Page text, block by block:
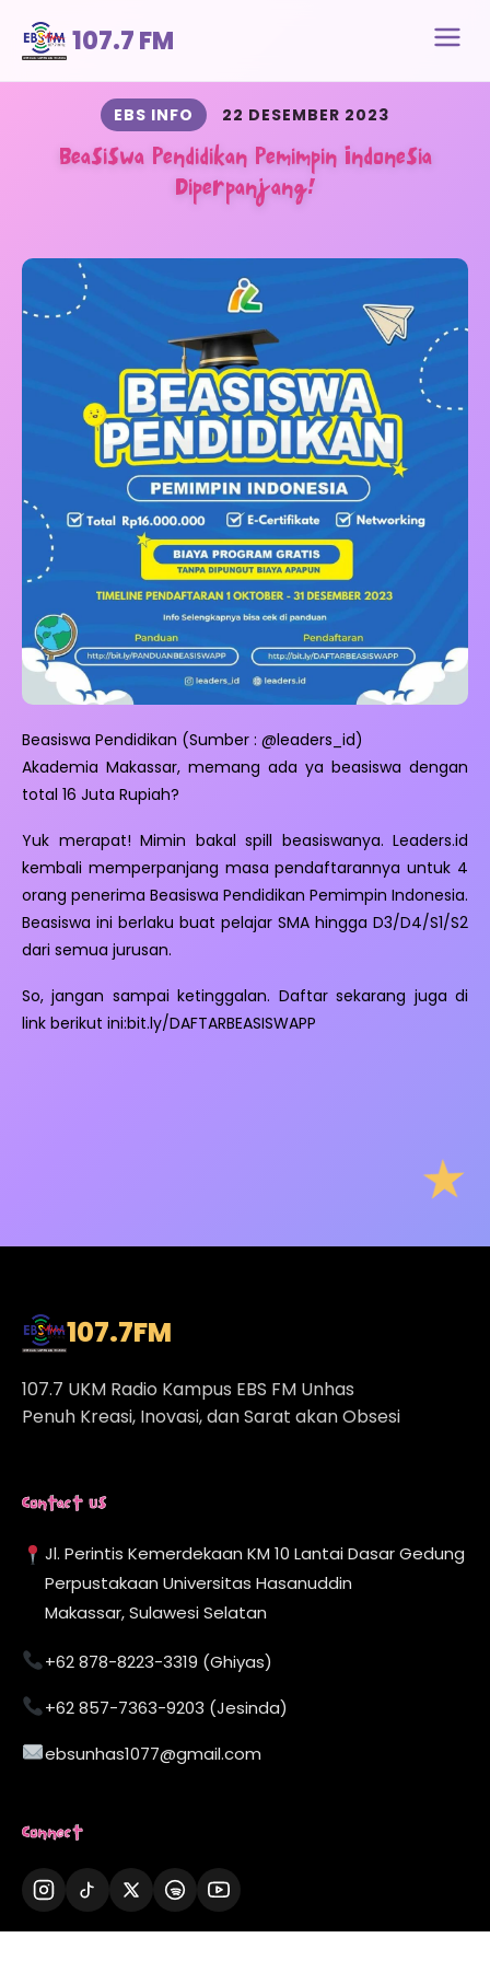
107.7 FM
EBS INFO 22 DESEMBER 2023
Beasiswa Pendidikan Pemimpin Indonesia
Diperpanjang!
Beasiswa Pendidikan (Sumber : @leaders_id)
Akademia Makassar, memang ada ya beasiswa dengan
total 16 Juta Rupiah?
Yuk merapat! Mimin bakal spill beasiswanya. Leaders.id
kembali memperpanjang masa pendaftarannya untuk 4
orang penerima Beasiswa Pendidikan Pemimpin Indonesia.
Beasiswa ini berlaku buat pelajar SMA hingga D3/D4/S1/S2
dari semua jurusan.
So, jangan sampai ketinggalan. Daftar sekarang juga di
link berikut ini:bit.ly/DAFTARBEASISWAPP
107.7FM
107.7 UKM Radio Kampus EBS FM Unhas
Penuh Kreasi, Inovasi, dan Sarat akan Obsesi
Contact Us
Jl. Perintis Kemerdekaan KM 10 Lantai Dasar Gedung
Perpustakaan Universitas Hasanuddin
Makassar, Sulawesi Selatan
+62 878-8223-3319 (Ghiyas)
+62 857-7363-9203 (Jesinda)
ebsunhas1077@gmail.com
Connect